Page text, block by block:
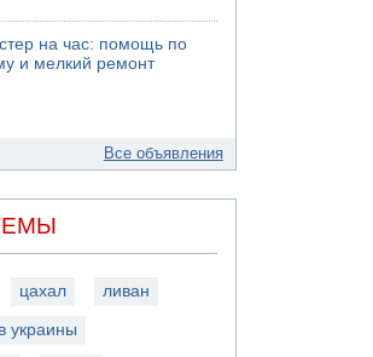
на час: помощь по
и мелкий ремонт
Все объявления
цахал ливан
украины